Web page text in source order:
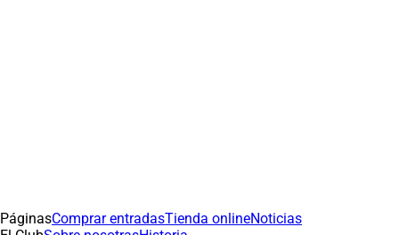
PáginasComprar entradasTienda onlineNoticias